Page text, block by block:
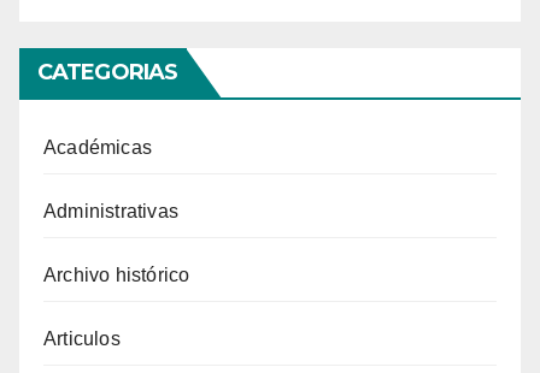
CATEGORIAS
Académicas
Administrativas
Archivo histórico
Articulos